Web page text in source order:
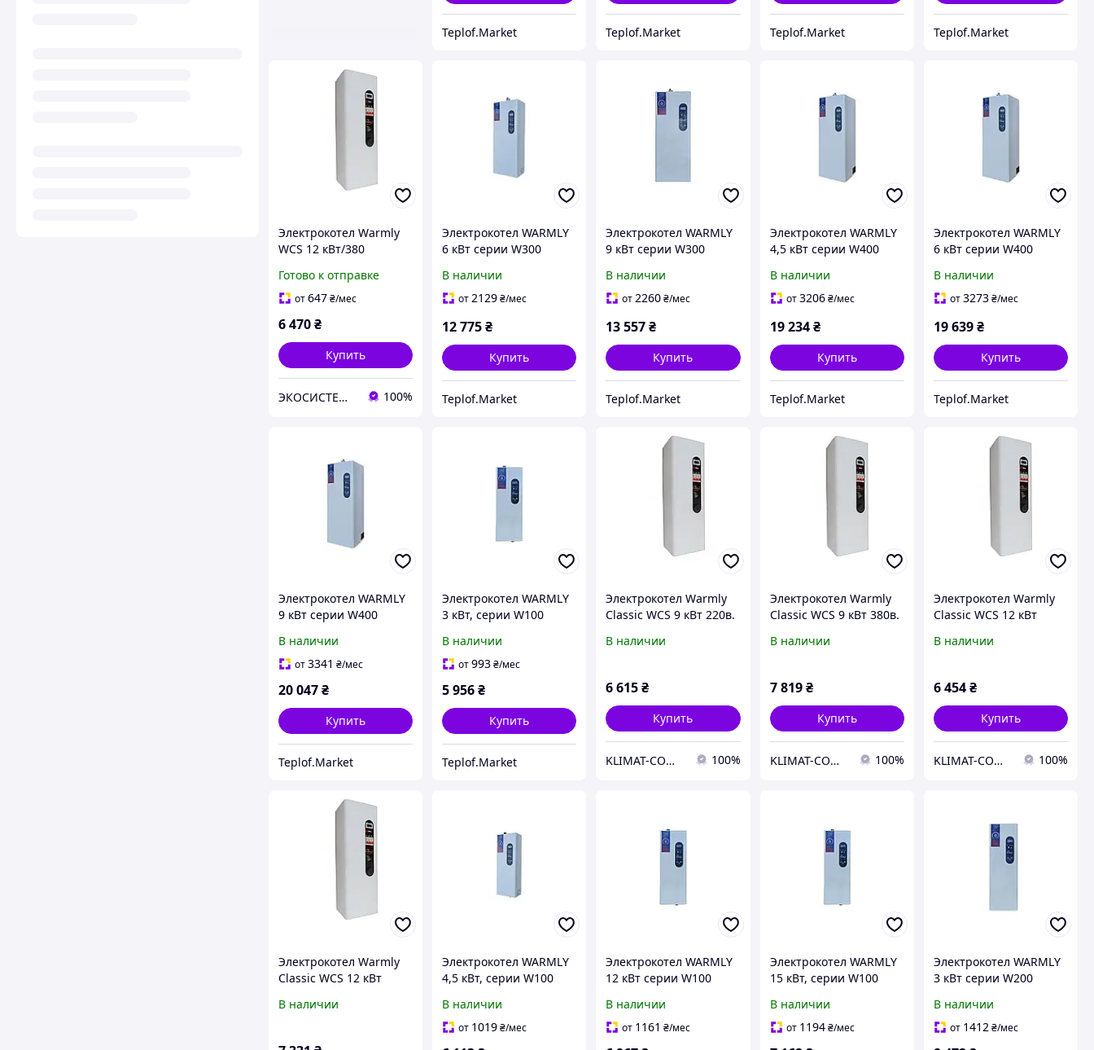
Teplof.Market Teplof.Market Teplof.Market Teplof.Market
Электрокотел Warmly
WCS 12 кВт/380
Готово к отправке
от647₴/мес
6 470₴
Купить
ЭКОСИСТЕМ ИНЖИНИРИНГ ООО 100%
Электрокотел WARMLY
6 кВт серии W300
В наличии
от2129₴/мес
12 775₴
Купить
Teplof.Market
Электрокотел WARMLY
9 кВт серии W300
В наличии
от2260₴/мес
13 557₴
Купить
Teplof.Market
Электрокотел WARMLY
4,5 кВт серии W400
В наличии
от3206 ₴/мес
19 234 ₴
Купить
Teplof.Market
Электрокотел WARMLY
6 кВт серии W400
В наличии
от3273₴/мес
19 639₴
Купить
Teplof.Market
Электрокотел WARMLY
9 кВт серии W400
В наличии
от3341 ₴/мес
20 047₴
Купить
Teplof.Market
Электрокотел WARMLY
3 кВт, серии W100
В наличии
от993₴/мес
5 956₴
Купить
Teplof.Market
Электрокотел Warmly
Classic WCS 9 кВт 220в.
В наличии
6 615₴
Купить
KLIMAT-COMFORT 100%
Электрокотел Warmly
Classic WCS 9 кВт 380в.
(т.х)
В наличии
7 819 ₴
Купить
KLIMAT-COMFORT 100%
Электрокотел Warmly
Classic WCS 12 кВт
пускатель
В наличии
6 454₴
Купить
KLIMAT-COMFORT 100%
Электрокотел Warmly
Classic WCS 12 кВт
контактор (т.х)
В наличии
Электрокотел WARMLY
4,5 кВт, серии W100
В наличии
от 1019₴/мес
Электрокотел WARMLY
12 кВт серии W100
В наличии
от 1161 ₴/мес
Электрокотел WARMLY
15 кВт, серии W100
В наличии
от 1194 ₴/мес
Электрокотел WARMLY
3 кВт серии W200
В наличии
от 1412₴/мес